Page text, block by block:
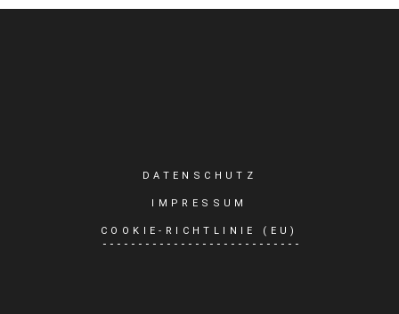
DATENSCHUTZ
IMPRESSUM
COOKIE-RICHTLINIE (EU)